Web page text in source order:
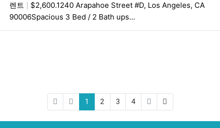
렌트
$2,600.1240 Arapahoe Street #D, Los Angeles, CA
90006Spacious 3 Bed / 2 Bath ups…
1 (current)
2 3 4